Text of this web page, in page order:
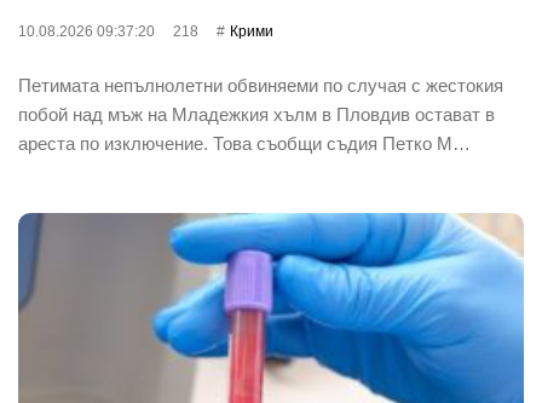
10.08.2026 09:37:20 218 Крими
Петимата непълнолетни обвиняеми по случая с жестокия
побой над мъж на Младежкия хълм в Пловдив остават в
ареста по изключение. Това съобщи съдия Петко М…